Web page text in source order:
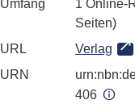
Umfang
1 Online-
Seiten)
URL
Verlag
URN
406